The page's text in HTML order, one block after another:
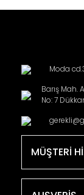
Moda
Barış Mah.
No: 7
MÜŞTERİ